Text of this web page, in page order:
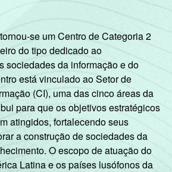
Fundamental
1
completo
11,20
Fundamental
2
incompleto
32,96
Fundamental
se um Centro de Categoria 2
do tipo dedicado ao
sociedades da informação e do
está vinculado ao Setor de
(CI), uma das cinco áreas da
para que os objetivos estratégicos
atingidos, fortalecendo seus
a construção de sociedades da
O escopo de atuação do
Latina e os países lusófonos da